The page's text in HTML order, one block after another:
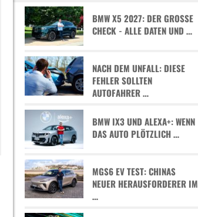
BMW X5 2027: DER GROSSE C
HECK - ALLE DATEN UND …
NACH DEM UNFALL: DIESE
FEHLER SOLLTEN
AUTOFAHRER …
BMW IX3 UND ALEXA+: WENN
DAS AUTO PLÖTZLICH …
MGS6 EV TEST: CHINAS
NEUER HERAUSFORDERER IM
…